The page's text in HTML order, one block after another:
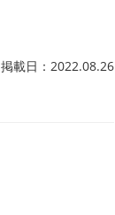
掲載日：2022.08.26